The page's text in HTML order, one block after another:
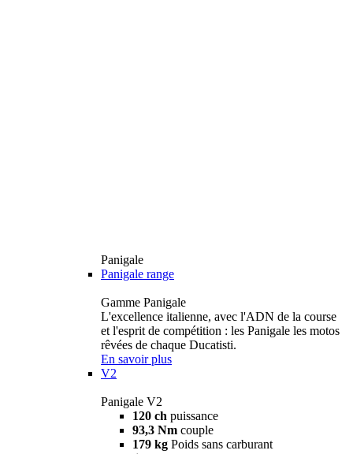
Panigale
Panigale range
Gamme Panigale
L'excellence italienne, avec l'ADN de la course
et l'esprit de compétition : les Panigale les motos
rêvées de chaque Ducatisti.
En savoir plus
V2
Panigale V2
120 ch puissance
93,3 Nm couple
179 kg Poids sans carburant